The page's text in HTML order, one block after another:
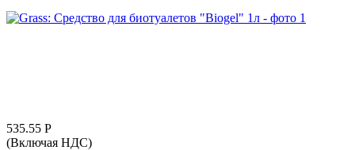
535.55 Р
(Включая НДС)